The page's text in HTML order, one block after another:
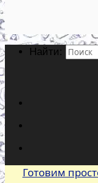
Найти:
Готовим